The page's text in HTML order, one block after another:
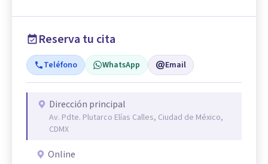
Reserva tu cita
Teléfono WhatsApp Email
Dirección principal
Av. Pdte. Plutarco Elías Calles, Ciudad de México,
CDMX
Online